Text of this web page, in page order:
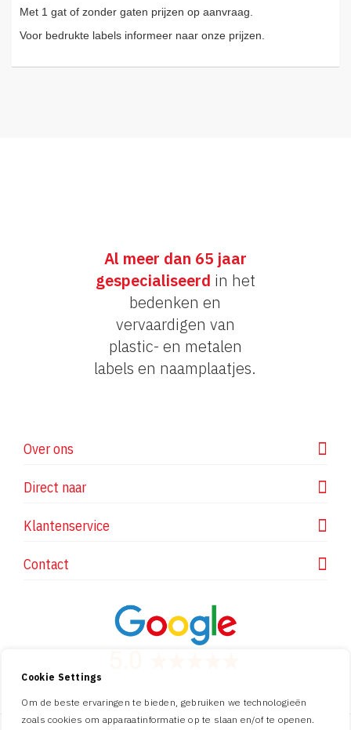
Met 1 gat of zonder gaten prijzen op aanvraag.
Voor bedrukte labels informeer naar onze prijzen.
Al meer dan 65 jaar
gespecialiseerd in het
bedenken en
vervaardigen van
plastic- en metalen
labels en naamplaatjes.
Over ons
Direct naar
Klantenservice
Contact
Cookie Settings
Om de beste ervaringen te bieden, gebruiken we technologieën
zoals cookies om apparaatinformatie op te slaan en/of te openen.